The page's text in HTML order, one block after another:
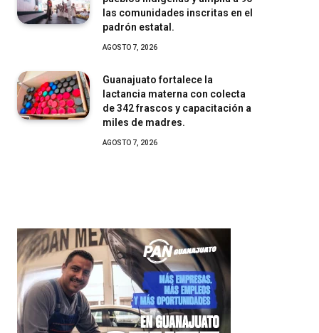
las comunidades inscritas en el
padrón estatal.
AGOSTO 7, 2026
Guanajuato fortalece la
lactancia materna con colecta
de 342 frascos y capacitación a
miles de madres.
AGOSTO 7, 2026